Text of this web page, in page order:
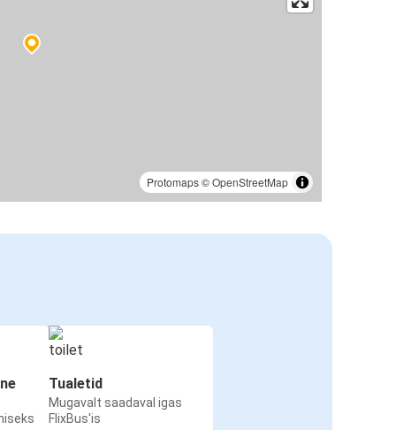
Protomaps©OpenStreetMap
Tualetid
Mugavalt saadaval igas
FlixBus'is